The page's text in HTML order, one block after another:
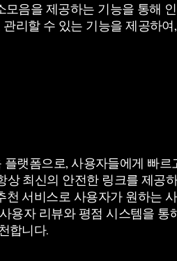
음을 제공하는 기능을 통해
리할 수 있는 기능을 제공하
랫폼으로, 사용자들에게 빠르
최신의 안전한 링크를 제공
서비스로 사용자가 원하는
용자 리뷰와 평점 시스템을
합니다.